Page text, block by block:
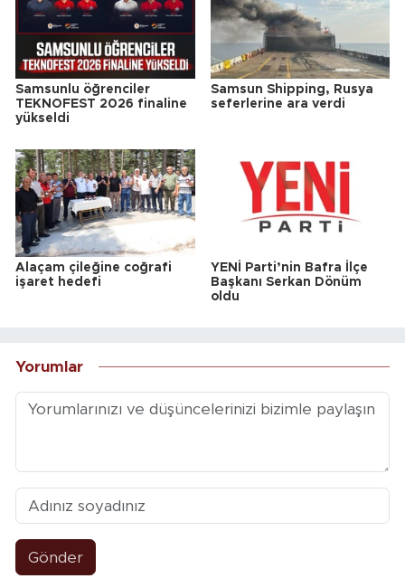
Samsunlu öğrenciler
TEKNOFEST 2026 finaline
yükseldi
Samsun Shipping, Rusya
seferlerine ara verdi
Alaçam çileğine coğrafi
işaret hedefi
YENİ Parti’nin Bafra İlçe
Başkanı Serkan Dönüm
oldu
Yorumlar
Gönder